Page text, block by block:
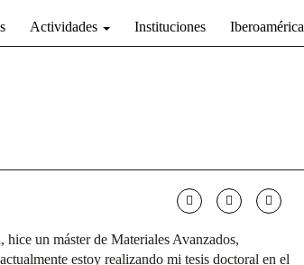
Actividades Instituciones Iberoamérica
hice un máster de Materiales Avanzados,
estoy realizando mi tesis doctoral en el